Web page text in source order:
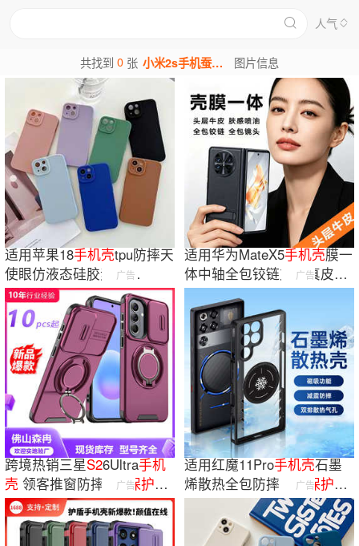
人气
共找到0 张 小米2s手机蚕丝保护壳图片 图片信息
适用苹果18手机壳tpu防摔天
使眼仿液态硅胶素材
iphone16e17手机套
广告
适用华为MateX5手机壳膜一
体中轴全包铰链支架真皮
HUAWEI保护套
广告
跨境热销三星S26Ultra手机
壳 领客推窗防摔A56保护套
A17手机壳
广告
适用红魔11Pro手机壳石墨
烯散热全包防摔电竞保护套
Redmagic11air
广告